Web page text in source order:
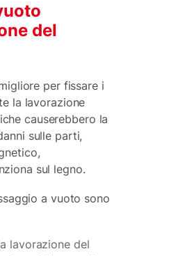
del
per fissare i
la lavorazione
causerebbero la
sulle parti,
sul legno.
a vuoto sono
lavorazione del